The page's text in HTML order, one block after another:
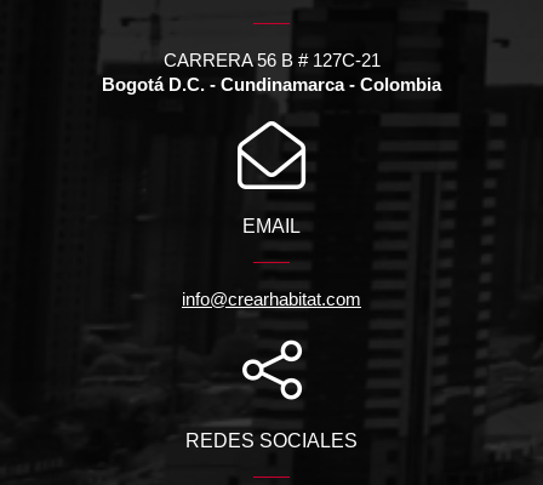
CARRERA 56 B # 127C-21
Bogotá D.C. - Cundinamarca - Colombia
EMAIL
info@crearhabitat.com
REDES SOCIALES